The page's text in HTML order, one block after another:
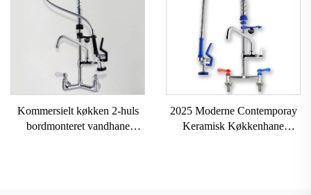
Kommersielt køkken 2-huls
bordmonteret vandhane
2025 Moderne Contemporay
Keramisk Køkkenhane